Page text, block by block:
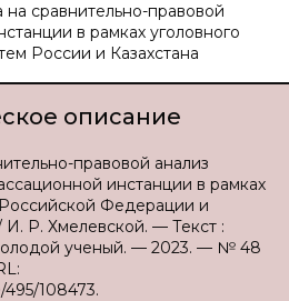
на сравнительно-правовой
в рамках уголовного
России и Казахстана
описание
правовой анализ
инстанции в рамках
Федерации и
И. Р. Хмелевской. — Текст :
ученый. — 2023. — № 48
108473.